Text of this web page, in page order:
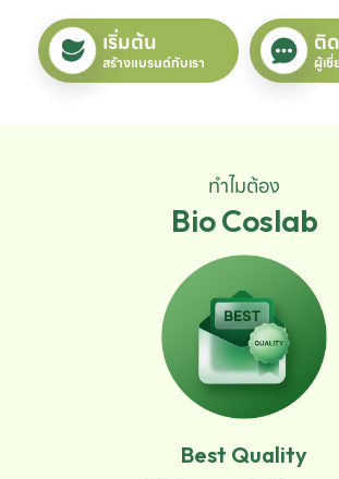
เริ่มต้น
สร้างแบรนด์กับเรา
ติ
ผู้เ
ทำไมต้อง
Bio Coslab
Best Quality